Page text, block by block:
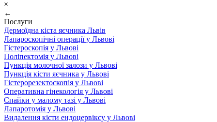
×
←
Послуги
Дермоїдна кіста яєчника Львів
Лапароскопічні операції у Львові
Гістероскопія у Львові
Поліпектомія у Львові
Пункція молочної залози у Львові
Пункція кісти яєчника у Львові
Гістерорезектоскопія у Львові
Оперативна гінекологія у Львові
Спайки у малому тазі у Львові
Лапаротомія у Львові
Видалення кісти ендоцервіксу у Львові